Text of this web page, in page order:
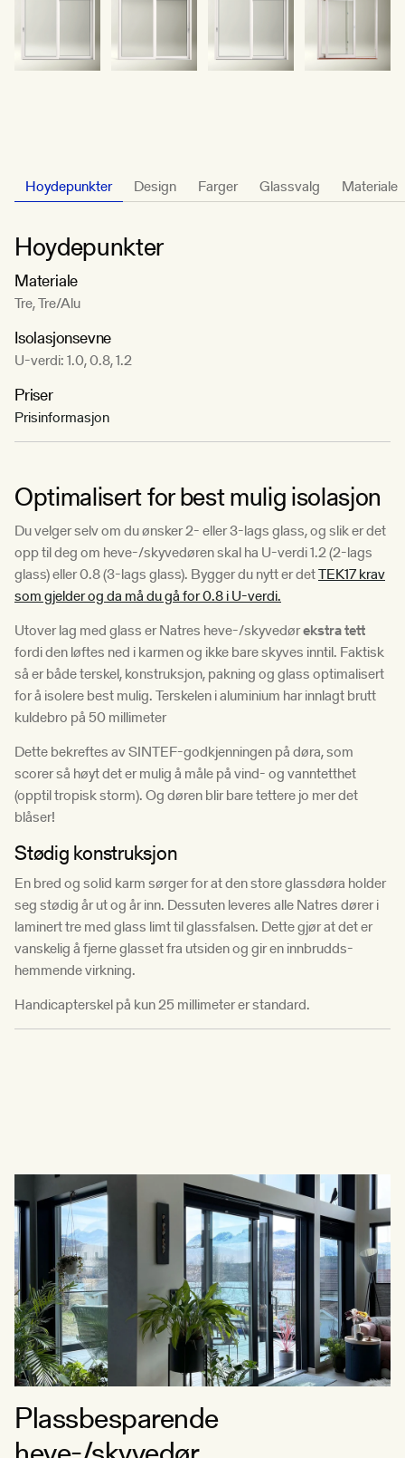
Hoydepunkter Design Farger Glassvalg Materiale
Hoydepunkter
Materiale
Tre, Tre/Alu
Isolasjonsevne
U-verdi: 1.0, 0.8, 1.2
Priser
Prisinformasjon
Optimalisert for best mulig isolasjon
Du velger selv om du ønsker 2- eller 3-lags glass, og slik er det
opp til deg om heve-/skyvedøren skal ha U-verdi 1.2 (2-lags
glass) eller 0.8 (3-lags glass). Bygger du nytt er detTEK17 krav
som gjelder og da må du gå for 0.8 i U-verdi.
Utover lag med glass er Natres heve-/skyvedørekstra tett
fordi den løftes ned i karmen og ikke bare skyves inntil. Faktisk
så er både terskel, konstruksjon, pakning og glass optimalisert
for å isolere best mulig. Terskelen i aluminium har innlagt brutt
kuldebro på 50 millimeter
Dette bekreftes av SINTEF-godkjenningen på døra, som
scorer så høyt det er mulig å måle på vind- og vanntetthet
(opptil tropisk storm). Og døren blir bare tettere jo mer det
blåser!
Stødig konstruksjon
En bred og solid karm sørger for at den store glassdøra holder
seg stødig år ut og år inn. Dessuten leveres alle Natres dører i
laminert tre med glass limt til glassfalsen. Dette gjør at det er
vanskelig å fjerne glasset fra utsiden og gir en innbrudds­
hemmende virkning.
Handicapterskel på kun 25 millimeter er standard.
Plassbesparende